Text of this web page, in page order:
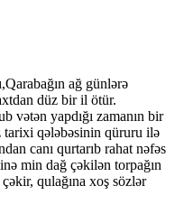
ağ günlərə
düz bir il ötür.
vətən yapdığı zamanın bir
tarixi qələbəsinin qüruru ilə
canı qurtarıb rahat nəfəs
min dağ çəkilən torpağın
qulağına xoş sözlər